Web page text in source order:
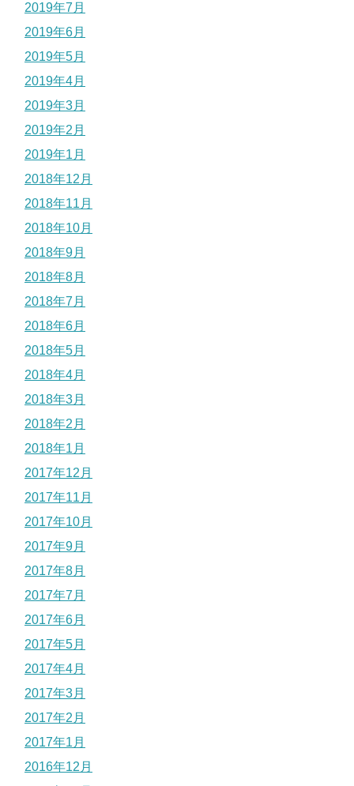
2019年7月
2019年6月
2019年5月
2019年4月
2019年3月
2019年2月
2019年1月
2018年12月
2018年11月
2018年10月
2018年9月
2018年8月
2018年7月
2018年6月
2018年5月
2018年4月
2018年3月
2018年2月
2018年1月
2017年12月
2017年11月
2017年10月
2017年9月
2017年8月
2017年7月
2017年6月
2017年5月
2017年4月
2017年3月
2017年2月
2017年1月
2016年12月